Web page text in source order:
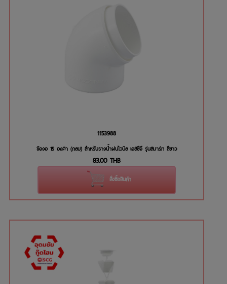
1153988
ข้องอ 15 องศา (กลม) สำหรับรางน้ำฝนไวนิล เอสซีจี รุ่นสมาร์ท สีขาว
83.00 THB
สั่งซื้อสินค้า